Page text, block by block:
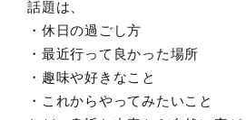
話題は、
・休日の過ごし方
・最近行って良かった場所
・趣味や好きなこと
・これからやってみたいこと